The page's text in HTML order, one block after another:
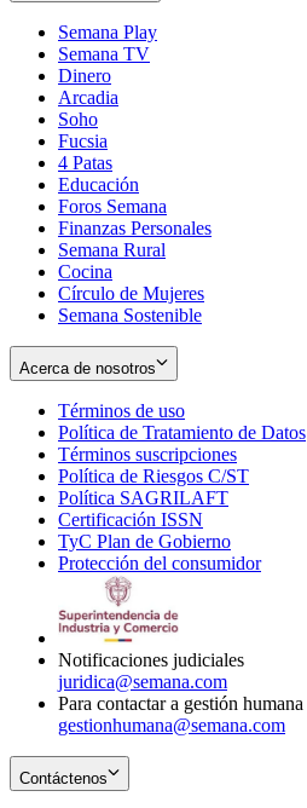
Semana Play
Semana TV
Dinero
Arcadia
Soho
in
new
window
Fucsia
in
new
window
4 Patas
Educación
Foros Semana
Finanzas Personales
Semana Rural
Cocina
Círculo de Mujeres
Semana Sostenible
Acerca de nosotros
Términos de uso
in
new
window
Política de Tratamiento de Datos
Términos suscripciones
in
Política de Riesgos C/ST
Política SAGRILAFT
new
window
Certificación ISSN
in
new
TyC Plan de Gobierno
in
Protección del consumidorOpens
Notificaciones judiciales
juridica@semana.com
Para contactar a gestión humana
gestionhumana@semana.com
Contáctenos